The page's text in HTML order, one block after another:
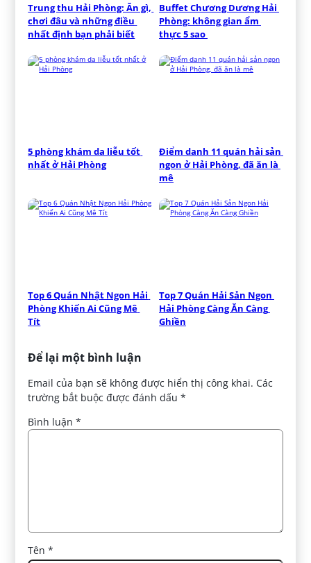
Trung thu Hải Phòng: Ăn gì,
chơi đâu và những điều
nhất định bạn phải biết
Buffet Chương Dương Hải
Phòng: không gian ẩm
thực 5 sao
5 phòng khám da liễu tốt
nhất ở Hải Phòng
Điểm danh 11 quán hải sản
ngon ở Hải Phòng, đã ăn là
mê
Top 6 Quán Nhật Ngon Hải
Phòng Khiến Ai Cũng Mê
Tít
Top 7 Quán Hải Sản Ngon
Hải Phòng Càng Ăn Càng
Ghiền
Để lại một bình luận
Email của bạn sẽ không được hiển thị công khai. Các
trường bắt buộc được đánh dấu*
Bình luận*
Tên*